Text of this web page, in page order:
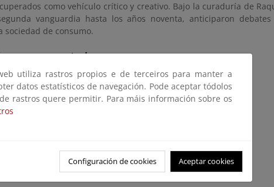
como vehículo crítico y creativo. Bajo la curaduría de
vanguardia hasta los años noventa, anticiparon
de consumo.
por convocatoria
utiliza rastros propios e de terceiros para manter a
datos estatísticos de navegación. Pode aceptar tódolos
rastros quere permitir. Para máis información sobre os
Configuración de cookies Aceptar cookies